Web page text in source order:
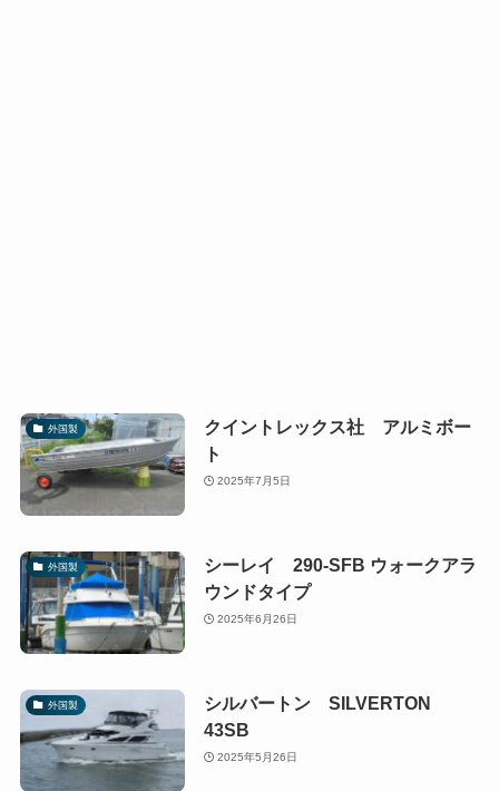
外国製
クイントレックス社 アルミボー
ト
2025年7月5日
外国製
シーレイ 290-SFB ウォークアラ
ウンドタイプ
2025年6月26日
外国製
シルバートン SILVERTON
43SB
2025年5月26日